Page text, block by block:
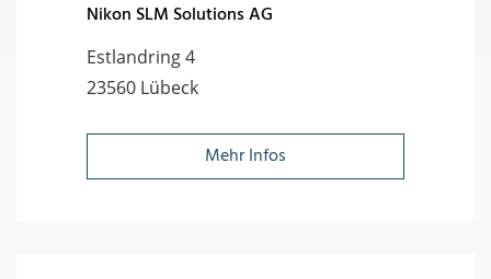
Nikon SLM Solutions AG
Estlandring 4
23560 Lübeck
Mehr Infos